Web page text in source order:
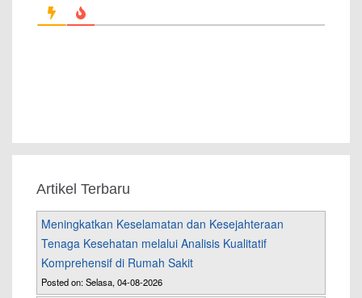
Artikel Terbaru
Meningkatkan Keselamatan dan Kesejahteraan
Tenaga Kesehatan melalui Analisis Kualitatif
Komprehensif di Rumah Sakit
Posted on: Selasa, 04-08-2026